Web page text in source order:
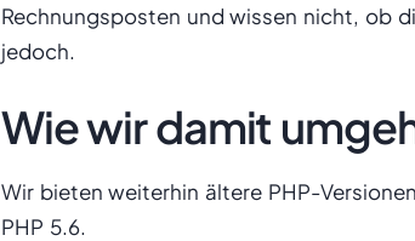
Rechnungsposten und wissen nicht, ob
jedoch.
Wie wir damit
Wir bieten weiterhin ältere PHP-
PHP 5.6.